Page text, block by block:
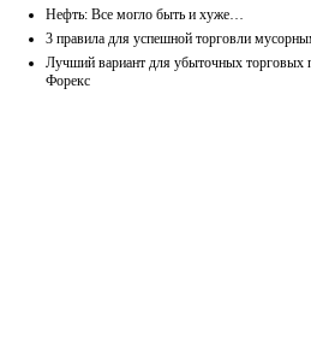
Нефть: Все могло быть и хуже…
3 правила для успешной торговли
Лучший вариант для убыточных торговых
Форекс